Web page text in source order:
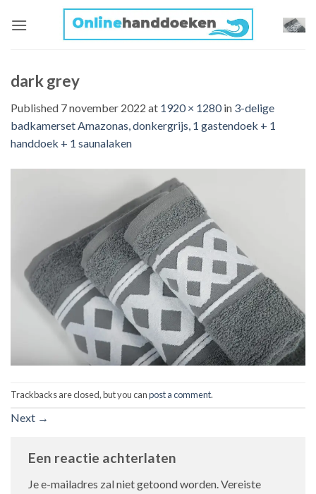
dark grey
Published 7 november 2022 at 1920 × 1280in 3-delige
badkamerset Amazonas, donkergrijs, 1 gastendoek + 1
handdoek + 1 saunalaken
Trackbacks are closed, but you canpost a comment.
Next →
Een reactie achterlaten
Je e-mailadres zal niet getoond worden.Vereiste